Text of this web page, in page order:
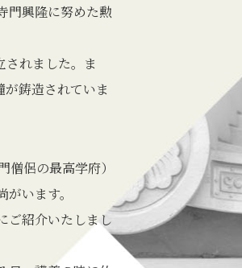
門興隆に努めた勲
されました。ま
鋳造されていま
僧侶の最高学府）
います。
ご紹介いたしまし